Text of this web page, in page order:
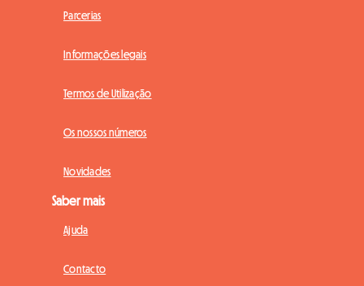
Parcerias
Informações legais
Termos de Utilização
Os nossos números
Novidades
Saber mais
Ajuda
Contacto